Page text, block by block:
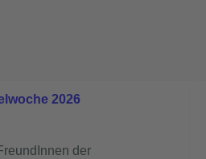
2026
der